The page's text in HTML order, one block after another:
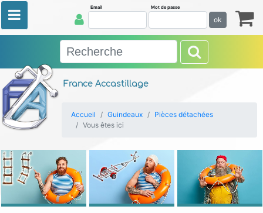
France Accastillage
Email Mot de passe
ok
Accueil Guindeaux
Pièces détachées
Vous êtes ici